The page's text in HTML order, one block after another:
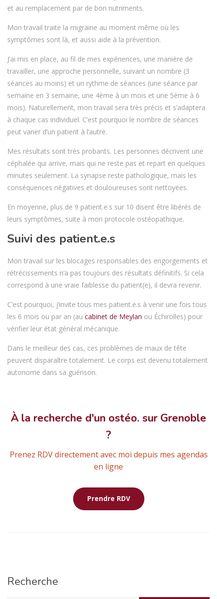
et au remplacement par de bon nutriments.
Mon travail traite la migraine au moment même où les
symptômes sont là, et aussi aide à la prévention.
J’ai mis en place, au fil de mes expériences, une manière de
travailler, une approche personnelle, suivant un nombre (3
séances au moins) et un rythme de séances (une séance par
semaine en 3 semaine, une 4ème à un mois et une 5ème à 6
mois). Naturellement, mon travail sera très précis et s’adaptera
à chaque cas individuel. C’est pourquoi le nombre de séances
peut varier d’un patient à l’autre.
Mes résultats sont très probants. Les personnes décrivent une
céphalée qui arrive, mais qui ne reste pas et repart en quelques
minutes seulement. La synapse reste pathologique, mais les
conséquences négatives et douloureuses sont nettoyées.
En moyenne, plus de 9 patient.e.s sur 10 disent être libérés de
leurs symptômes, suite à mon protocole ostéopathique.
Suivi des patient.e.s
Mon travail sur les blocages responsables des engorgements et
rétrécissements n’a pas toujours des résultats définitifs. Si cela
correspond à une vraie faiblesse du patient(e), il devra revenir.
C’est pourquoi, j’invite tous mes patient.e.s à venir une fois tous
les 6 mois ou par an (au cabinet de Meylan ou Échirolles) pour
vérifier leur état général mécanique.
Dans le meilleur des cas, ces problèmes de maux de tête
peuvent disparaître totalement. Le corps est devenu totalement
autonome dans sa guérison.
À la recherche d'un ostéo. sur Grenoble
?
Prenez RDV directement avec moi depuis mes agendas
en ligne
Prendre RDV
Recherche